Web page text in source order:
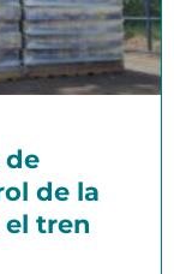
de
de la
el tren